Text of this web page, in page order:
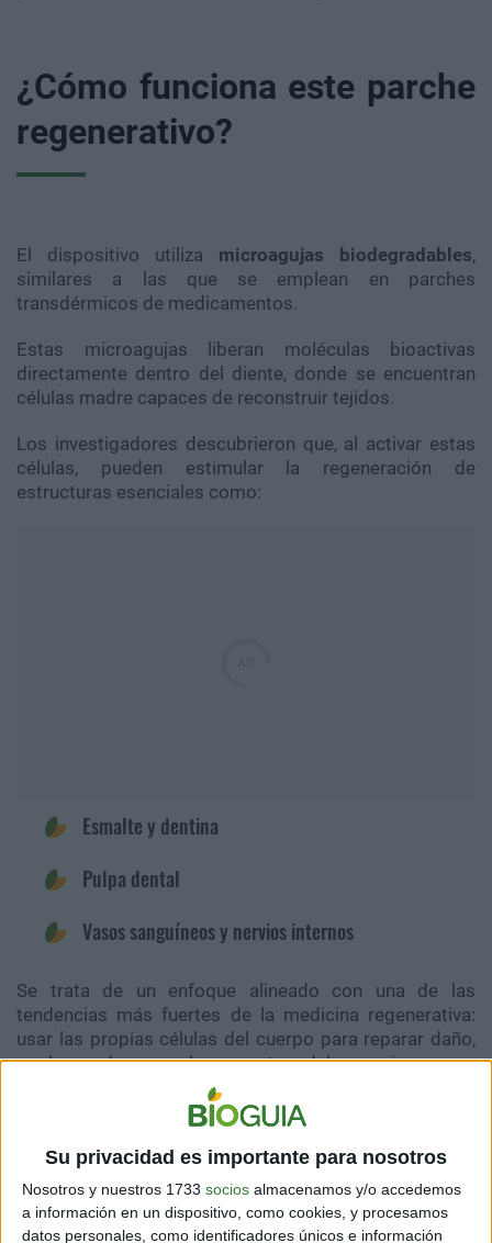
Su privacidad es importante para nosotros
Nosotros y nuestros 1733 socios almacenamos y/o accedemos
a información en un dispositivo, como cookies, y procesamos
datos personales, como identificadores únicos e información
¿Cómo funciona este parche
regenerativo?
El dispositivo utiliza microagujas biodegradables,
similares a las que se emplean en parches
transdérmicos de medicamentos.
Estas microagujas liberan moléculas bioactivas
directamente dentro del diente, donde se encuentran
células madre capaces de reconstruir tejidos.
Los investigadores descubrieron que, al activar estas
células, pueden estimular la regeneración de
estructuras esenciales como:
Esmalte y dentina
Pulpa dental
Vasos sanguíneos y nervios internos
Se trata de un enfoque alineado con una de las
tendencias más fuertes de la medicina regenerativa:
usar las propias células del cuerpo para reparar daño,
en lugar de reemplazar partes del organismo con
QUÉ TAN AVANZADA ESTÁ LA INVESTIGACIÓN
Por ahora, los resultados provienen principalmente de
estudios preclínicosen animales, especialmente